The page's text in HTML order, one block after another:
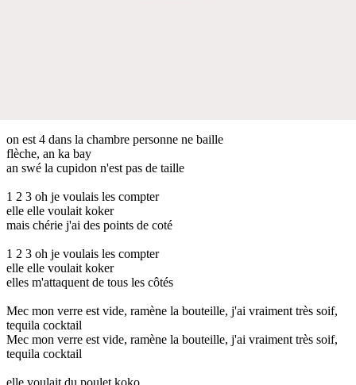
on est 4 dans la chambre personne ne baille
flèche, an ka bay
an swé la cupidon n'est pas de taille
1 2 3 oh je voulais les compter
elle elle voulait koker
mais chérie j'ai des points de coté
1 2 3 oh je voulais les compter
elle elle voulait koker
elles m'attaquent de tous les côtés
Mec mon verre est vide, ramène la bouteille, j'ai vraiment très soif,
tequila cocktail
Mec mon verre est vide, ramène la bouteille, j'ai vraiment très soif,
tequila cocktail
elle voulait du poulet koko